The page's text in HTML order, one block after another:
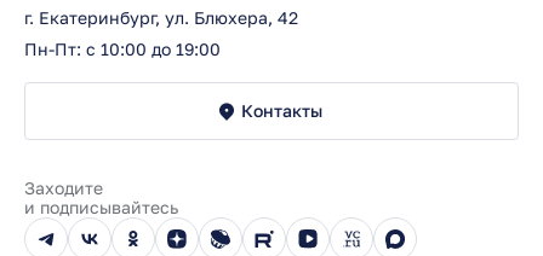
г. Екатеринбург, ул. Блюхера, 42
Пн-Пт: с 10:00 до 19:00
Контакты
Заходите
и подписывайтесь